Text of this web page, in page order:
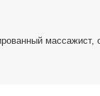
мас­са­жист,